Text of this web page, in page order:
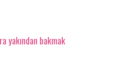
yakından bakmak